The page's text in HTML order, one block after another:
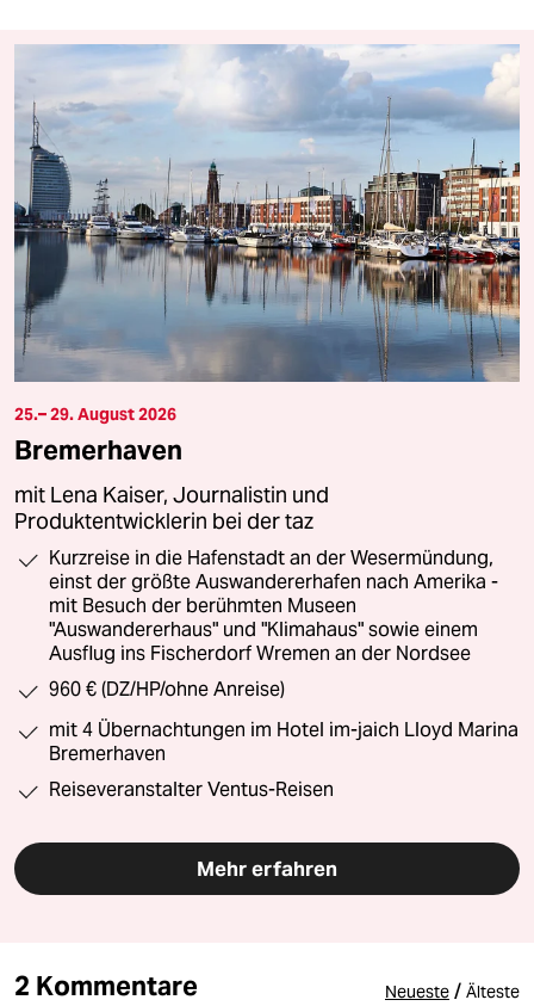
25.– 29. August 2026
Bremerhaven
mit Lena Kaiser, Journalistin und
Produktentwicklerin bei der taz
Kurzreise in die Hafenstadt an der Wesermündung,
einst der größte Auswandererhafen nach Amerika -
mit Besuch der berühmten Museen
"Auswandererhaus" und "Klimahaus" sowie einem
Ausflug ins Fischerdorf Wremen an der Nordsee
960 € (DZ/HP/ohne Anreise)
mit 4 Übernachtungen im Hotel im-jaich Lloyd Marina
Bremerhaven
Reiseveranstalter Ventus-Reisen
Mehr erfahren
2 Kommentare Neueste / Älteste